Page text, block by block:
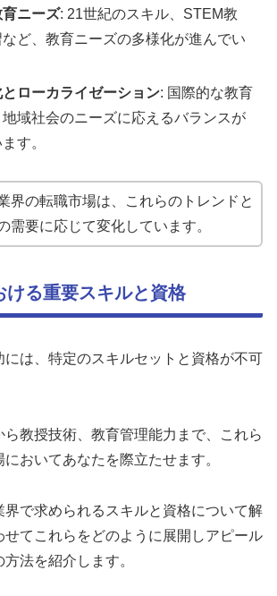
ニーズ: 21世紀のスキル、STEM教
ど、教育ニーズの多様化が進んでい
ローカライゼーション: 国際的な教育
域社会のニーズに応えるバランスが
す。
界の転職市場は、これらのトレンドと
需要に応じて変化しています。
ける重要スキルと資格
は、特定のスキルセットと資格が不可
教授技術、教育管理能力まで、これら
おいてあなたを際立たせます。
界で求められるスキルと資格について解
せてこれらをどのように展開しアピール
法を紹介します。